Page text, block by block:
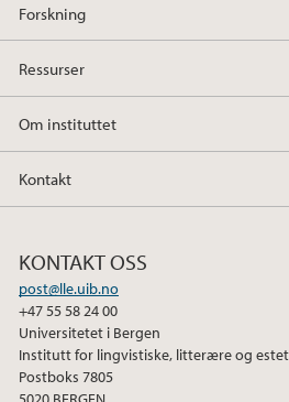
Forskning
Ressurser
Om instituttet
Kontakt
KONTAKT OSS
post@lle.uib.no
+47 55 58 24 00
Universitetet i Bergen
Institutt for lingvistiske, litterære og
Postboks 7805